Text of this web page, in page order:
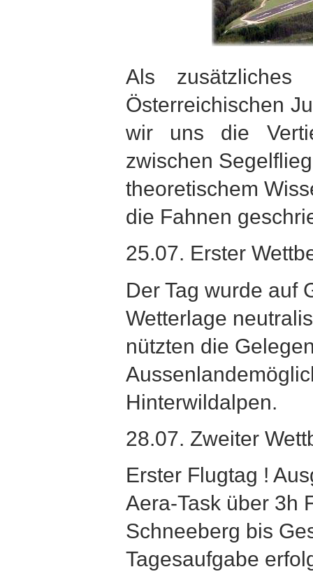
Als
Österreichischen
wir uns die
zwischen
theoretischem
die Fahnen
25.07. Erster
Der Tag wurde auf
Wetterlage
nützten die
Hinterwildalpen.
28.07. Zweiter
Erster Flugtag !
Aera-Task über 3h
Schneeberg bis
Tagesaufgabe